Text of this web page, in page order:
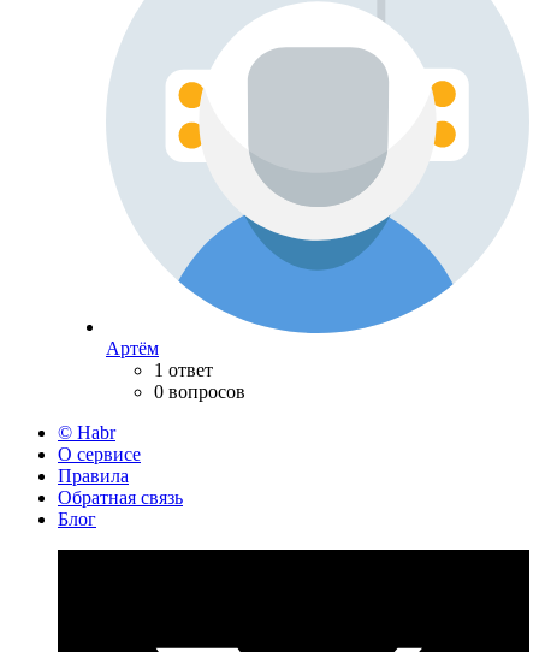
Артём
1 ответ
0 вопросов
© Habr
О сервисе
Правила
Обратная связь
Блог